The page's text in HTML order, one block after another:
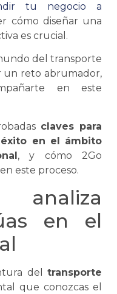
tu negocio a
cómo diseñar una
es crucial.
del transporte
un reto abrumador,
en este
claves para
en el ámbito
, y cómo 2Go
este proceso.
analiza
en el
del transporte
que conozcas el